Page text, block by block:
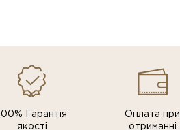
100% Гарантія
якості
Оплата при
отриманні